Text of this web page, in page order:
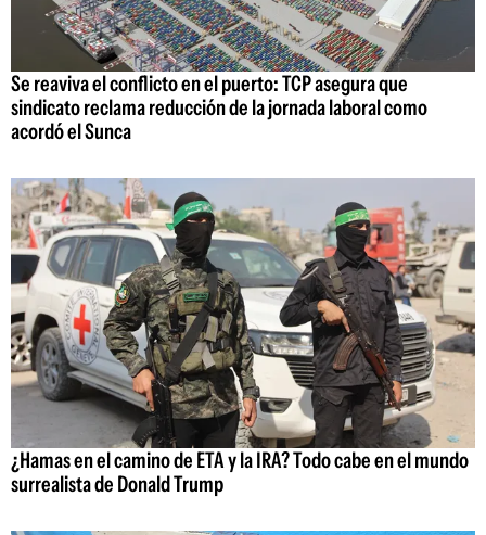
Se reaviva el conflicto en el puerto: TCP asegura que
sindicato reclama reducción de la jornada laboral como
acordó el Sunca
¿Hamas en el camino de ETA y la IRA? Todo cabe en el mundo
surrealista de Donald Trump